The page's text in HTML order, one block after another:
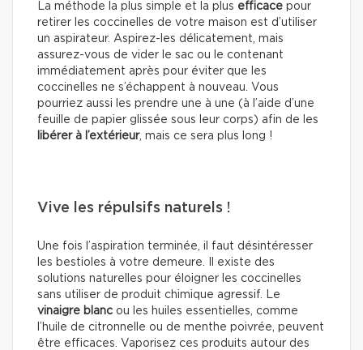
La méthode la plus simple et la plus efficace pour
retirer les coccinelles de votre maison est d’utiliser
un aspirateur. Aspirez-les délicatement, mais
assurez-vous de vider le sac ou le contenant
immédiatement après pour éviter que les
coccinelles ne s’échappent à nouveau. Vous
pourriez aussi les prendre une à une (à l’aide d’une
feuille de papier glissée sous leur corps) afin de les
libérer à l’extérieur, mais ce sera plus long !
Vive les répulsifs naturels !
Une fois l’aspiration terminée, il faut désintéresser
les bestioles à votre demeure. Il existe des
solutions naturelles pour éloigner les coccinelles
sans utiliser de produit chimique agressif. Le
vinaigre blanc ou les huiles essentielles, comme
l’huile de citronnelle ou de menthe poivrée, peuvent
être efficaces. Vaporisez ces produits autour des